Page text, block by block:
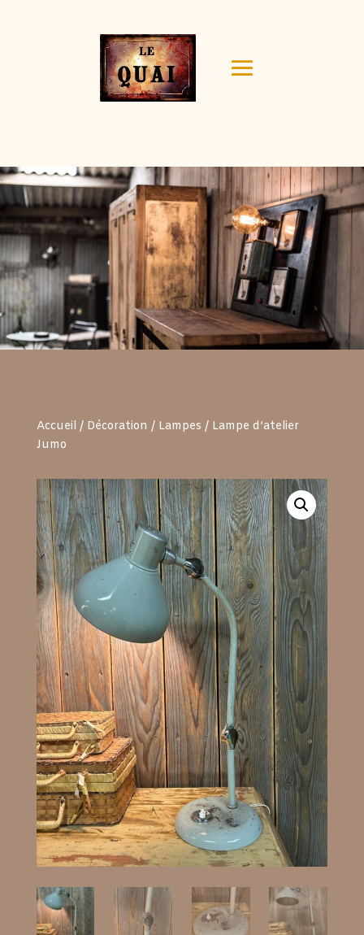
Your content goes here. Edit or remove this text inline
or in the module Content settings. You can also style
every aspect of this content in the module Design
settings and even apply custom CSS to this text in the
module Advanced settings.
Accueil / Décoration / Lampes / Lampe d’atelier
Jumo